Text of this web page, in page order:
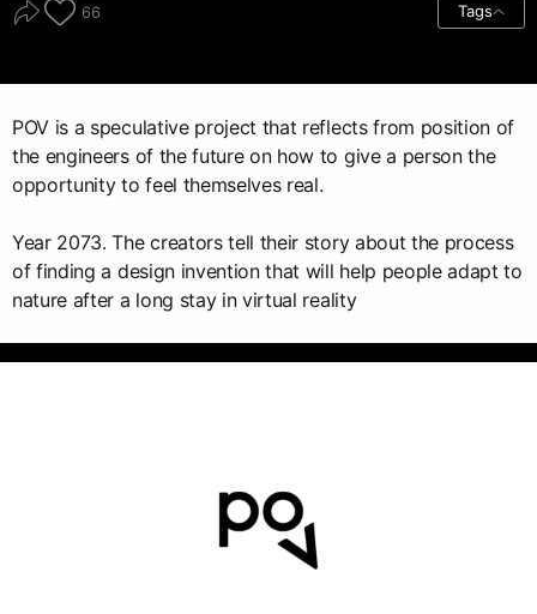
66 Tags
POV is a speculative project that reflects from position of
the engineers of the future on how to give a person the
opportunity to feel themselves real.
Year 2073. The creators tell their story about the process
of finding a design invention that will help people adapt to
nature after a long stay in virtual reality